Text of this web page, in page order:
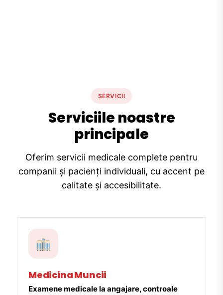
SERVICII
Serviciile noastre
principale
Oferim servicii medicale complete pentru
companii și pacienți individuali, cu accent pe
calitate și accesibilitate.
Medicina Muncii
Examene medicale la angajare, controale